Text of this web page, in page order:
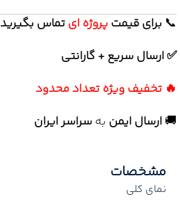
📞 برایقیمتپروژه ایتماس بگیرید
✅ ارسال سریع + گارانتی
🔥 تخفیف ویژه تعداد محدود
🚚ارسال ایمن بهسراسر ایران
مشخصات
نمای کلی